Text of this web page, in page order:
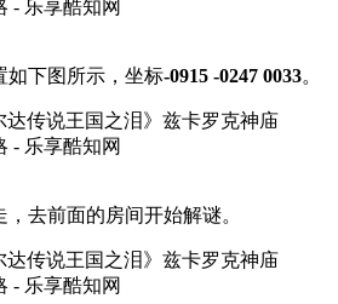
如下图所示，坐标-0915 -0247 0033。
去前面的房间开始解谜。